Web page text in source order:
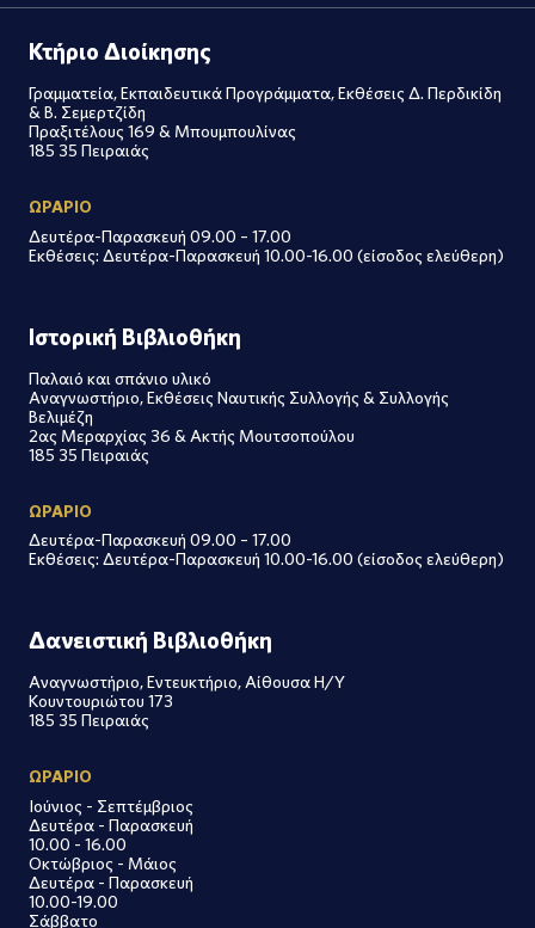
Κτήριο Διοίκησης
Γραμματεία, Εκπαιδευτικά Προγράμματα, Εκθέσεις Δ. Περδικίδη
& Β. Σεμερτζίδη
Πραξιτέλους 169 & Μπουμπουλίνας
185 35 Πειραιάς
ΩΡΑΡΙΟ
Δευτέρα-Παρασκευή 09.00 – 17.00
Εκθέσεις: Δευτέρα-Παρασκευή 10.00-16.00 (είσοδος ελεύθερη)
Ιστορική Βιβλιοθήκη
Παλαιό και σπάνιο υλικό
Αναγνωστήριο, Εκθέσεις Ναυτικής Συλλογής & Συλλογής
Βελιμέζη
2ας Μεραρχίας 36 & Ακτής Μουτσοπούλου
185 35 Πειραιάς
ΩΡΑΡΙΟ
Δευτέρα-Παρασκευή 09.00 – 17.00
Εκθέσεις: Δευτέρα-Παρασκευή 10.00-16.00 (είσοδος ελεύθερη)
Δανειστική Βιβλιοθήκη
Αναγνωστήριο, Εντευκτήριο, Αίθουσα Η/Υ
Κουντουριώτου 173
185 35 Πειραιάς
ΩΡΑΡΙΟ
Ιούνιος - Σεπτέμβριος
Δευτέρα - Παρασκευή
10.00 - 16.00
Οκτώβριος - Μάιος
Δευτέρα - Παρασκευή
10.00-19.00
Σάββατο